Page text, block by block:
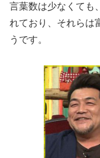
言葉数は少なくても
れており、それらは
うです。